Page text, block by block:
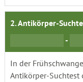
2. Antikörper-
-
In der
Antikörper-Suchtest